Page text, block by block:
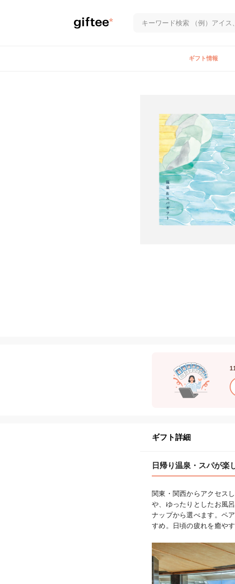
ギフト情報
ギフト詳細
日帰り温泉・スパが楽
関東・関西からアクセス
や、ゆったりとしたお風
ナップから選べます。ペ
すめ。日頃の疲れを癒や